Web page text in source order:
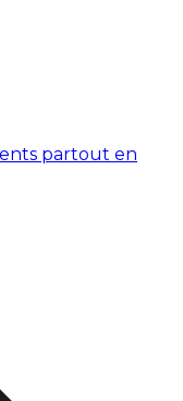
partout en